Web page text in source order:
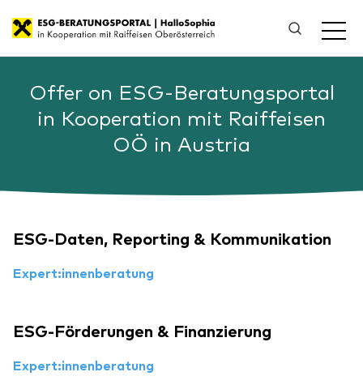
Offer on ESG-Beratungsportal
in Kooperation mit Raiffeisen
OÖ in Austria
ESG-Daten, Reporting & Kommunikation
Expert:innenberatung
ESG-Förderungen & Finanzierung
Expert:innenberatung